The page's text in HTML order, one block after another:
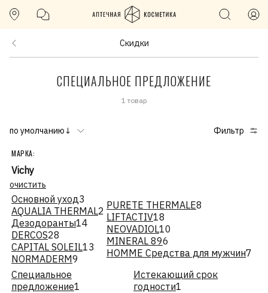
Скидки
СПЕЦИАЛЬНОЕ ПРЕДЛОЖЕНИЕ
1 товар
по умолчанию↓ Фильтр
МАРКА:
Vichy
очистить
Основной уход3
AQUALIA THERMAL2
Дезодоранты14
DERCOS28
CAPITAL SOLEIL13
NORMADERM9
PURETE THERMALE8
LIFTACTIV18
NEOVADIOL10
MINERAL 896
HOMME Средства для мужчин7
Специальное
предложение1
Истекающий срок
годности1